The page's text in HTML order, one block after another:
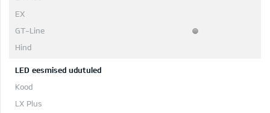
LED eesmised udutuled